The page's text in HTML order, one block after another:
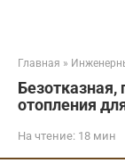
Главная »
Безотказная,
отопления
На чтение: 18 мин